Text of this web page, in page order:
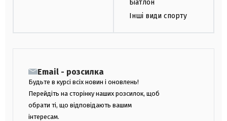
Біатлон
Інші види спорту
Email - розсилка
Будьте в курсі всіх новин і оновлень!
Перейдіть на сторінку наших розсилок, щоб
обрати ті, що відповідають вашим
інтересам.